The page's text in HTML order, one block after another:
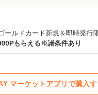
ールドカード新規＆即時発行
もらえる※諸条件あり
マーケットアプリで購入す